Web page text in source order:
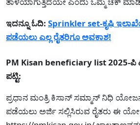
ಇದನ್ನೂ ಓದಿ: Sprinkler set-ಕೃಷಿ
ಪಡೆಯಲು ಎಲ್ಲ ರೈತರಿಗೂ ಅವಕಾಶ!
PM Kisan beneficiary list 2025-ಪಿ
ಪಟ್ಟಿ:
ಪ್ರಧಾನ ಮಂತ್ರಿ ಕಿಸಾನ್ ಸಮ್ಮಾನ್ ನಿಧಿ
ಪಡೆಯಲು ಅರ್ಜಿ ಸಲ್ಲಿಸಿರುವ ರೈತರು ಈ